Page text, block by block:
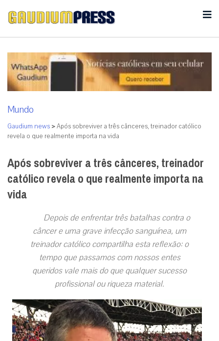
Mundo
Gaudium news >Após sobreviver a três cânceres, treinador católico
revela o que realmente importa na vida
Após sobreviver a três cânceres, treinador
católico revela o que realmente importa na
vida
Depois de enfrentar três batalhas contra o
câncer e uma grave infecção sanguínea, um
treinador católico compartilha esta reflexão: o
tempo que passamos com nossos entes
queridos vale mais do que qualquer sucesso
profissional ou riqueza material.